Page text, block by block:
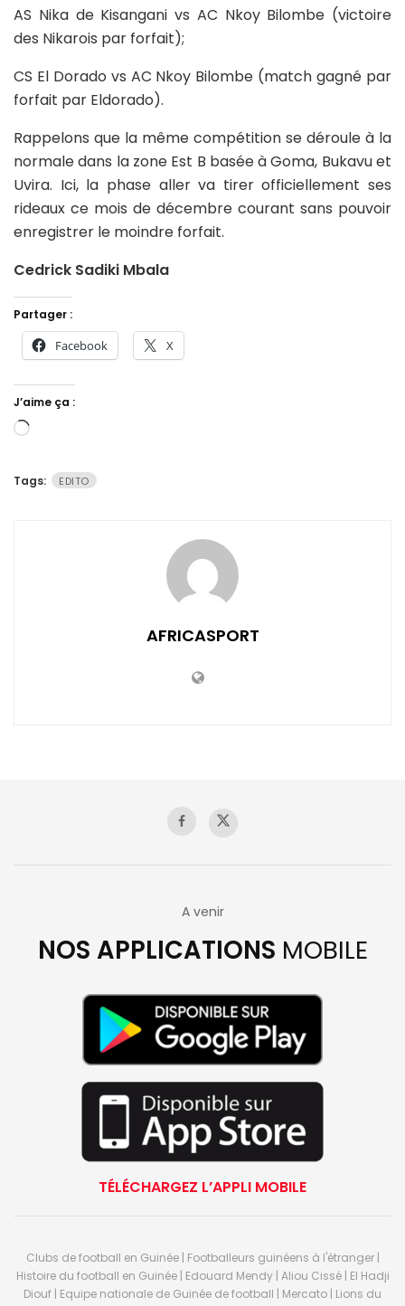
AS Nika de Kisangani vs AC Nkoy Bilombe (victoire
des Nikarois par forfait);
CS El Dorado vs AC Nkoy Bilombe (match gagné par
forfait par Eldorado).
Rappelons que la même compétition se déroule à la
normale dans la zone Est B basée à Goma, Bukavu et
Uvira. Ici, la phase aller va tirer officiellement ses
rideaux ce mois de décembre courant sans pouvoir
enregistrer le moindre forfait.
Cedrick Sadiki Mbala
Partager :
Facebook X
J’aime ça :
Chargement…
Tags: EDITO
AFRICASPORT
A venir
NOS APPLICATIONS MOBILE
TÉLÉCHARGEZ L’APPLI MOBILE
Clubs de football en Guinée | Footballeurs guinéens à l'étranger |
Histoire du football en Guinée | Edouard Mendy | Aliou Cissé | El Hadji
Diouf | Equipe nationale de Guinée de football | Mercato | Lions du